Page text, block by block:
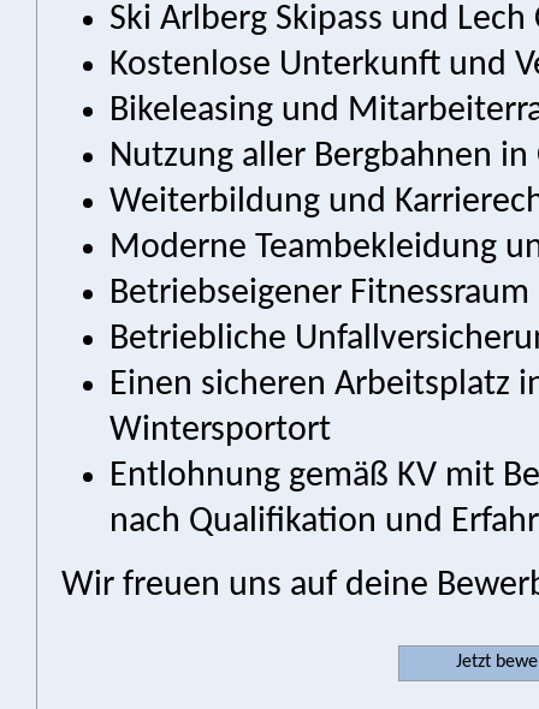
Ski Arlberg Skipass und
Kostenlose Unterkunft und
Bikeleasing und
Nutzung aller Bergbahnen
Weiterbildung und
Moderne Teambekleidung
Betriebseigener Fitnessraum
Betriebliche
Einen sicheren Arbeitsplatz
Wintersportort
Entlohnung gemäß KV mit
nach Qualifikation und
Wir freuen uns auf deine
Jetzt